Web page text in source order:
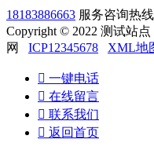
18183886663 服务咨询热线
Copyright © 2022 测试站
网 ICP12345678 XML地
 一键电话
 在线留言
 联系我们
 返回首页